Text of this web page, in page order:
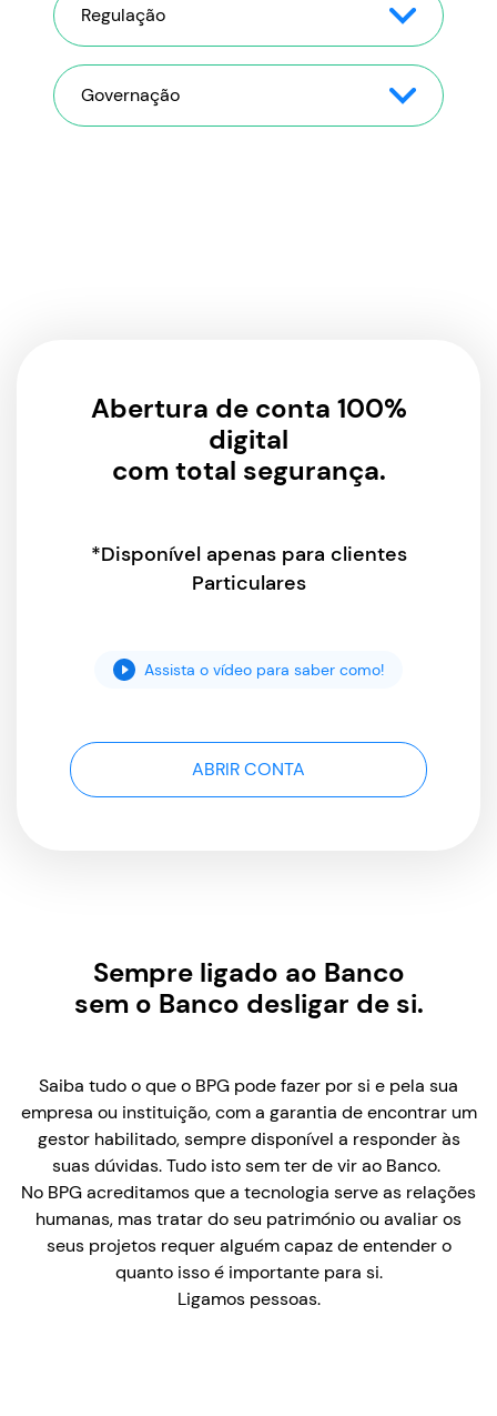
Regulação
Governação
Abertura de conta 100%
digital
com total segurança.
*Disponível apenas para clientes
Particulares
Assista o vídeo para saber como!
ABRIR CONTA
Sempre ligado ao Banco
sem o Banco desligar de si.
Saiba tudo o que o BPG pode fazer por si e pela sua
empresa ou instituição, com a garantia de encontrar um
gestor habilitado, sempre disponível a responder às
suas dúvidas. Tudo isto sem ter de vir ao Banco.
No BPG acreditamos que a tecnologia serve as relações
humanas, mas tratar do seu património ou avaliar os
seus projetos requer alguém capaz de entender o
quanto isso é importante para si.
Ligamos pessoas.